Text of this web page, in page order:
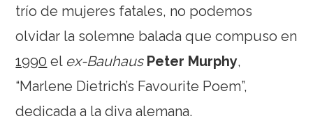
trío de mujeres fatales, no podemos
olvidar la solemne balada que compuso en
1990 el ex-Bauhaus Peter Murphy,
“Marlene Dietrich’s Favourite Poem”,
dedicada a la diva alemana.